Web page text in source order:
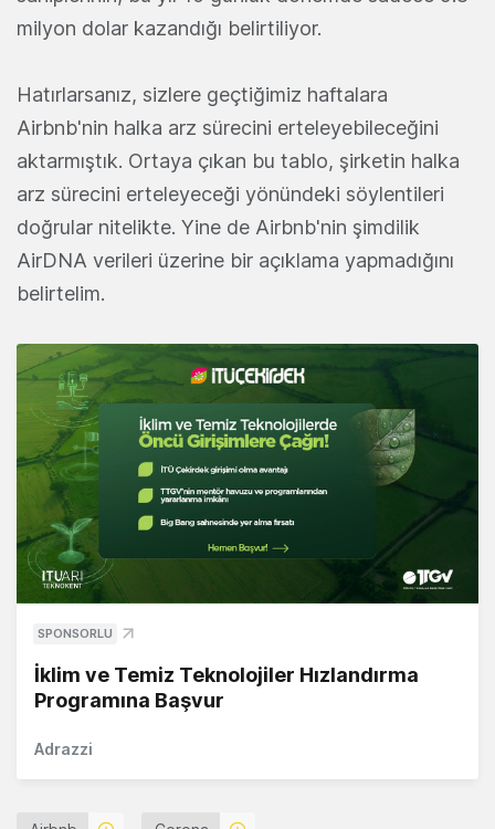
milyon dolar kazandığı belirtiliyor.
Hatırlarsanız, sizlere geçtiğimiz haftalara
Airbnb'nin halka arz sürecini erteleyebileceğini
aktarmıştık. Ortaya çıkan bu tablo, şirketin halka
arz sürecini erteleyeceği yönündeki söylentileri
doğrular nitelikte. Yine de Airbnb'nin şimdilik
AirDNA verileri üzerine bir açıklama yapmadığını
belirtelim.
SPONSORLU
İklim ve Temiz Teknolojiler Hızlandırma
Programına Başvur
Adrazzi